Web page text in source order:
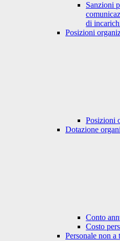
Sanzioni
di
Posizioni
Posizioni
Dotazione
Conto
Costo
Personale non a